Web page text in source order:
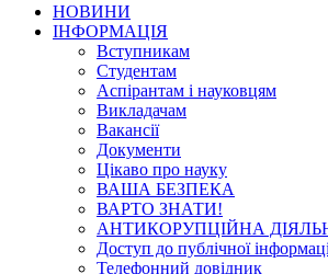
НОВИНИ
ІНФОРМАЦІЯ
Вступникам
Студентам
Аспірантам і науковцям
Викладачам
Вакансії
Документи
Цікаво про науку
ВАША БЕЗПЕКА
ВАРТО ЗНАТИ!
АНТИКОРУПЦІЙНА
Доступ до публічної
Телефонний довідник